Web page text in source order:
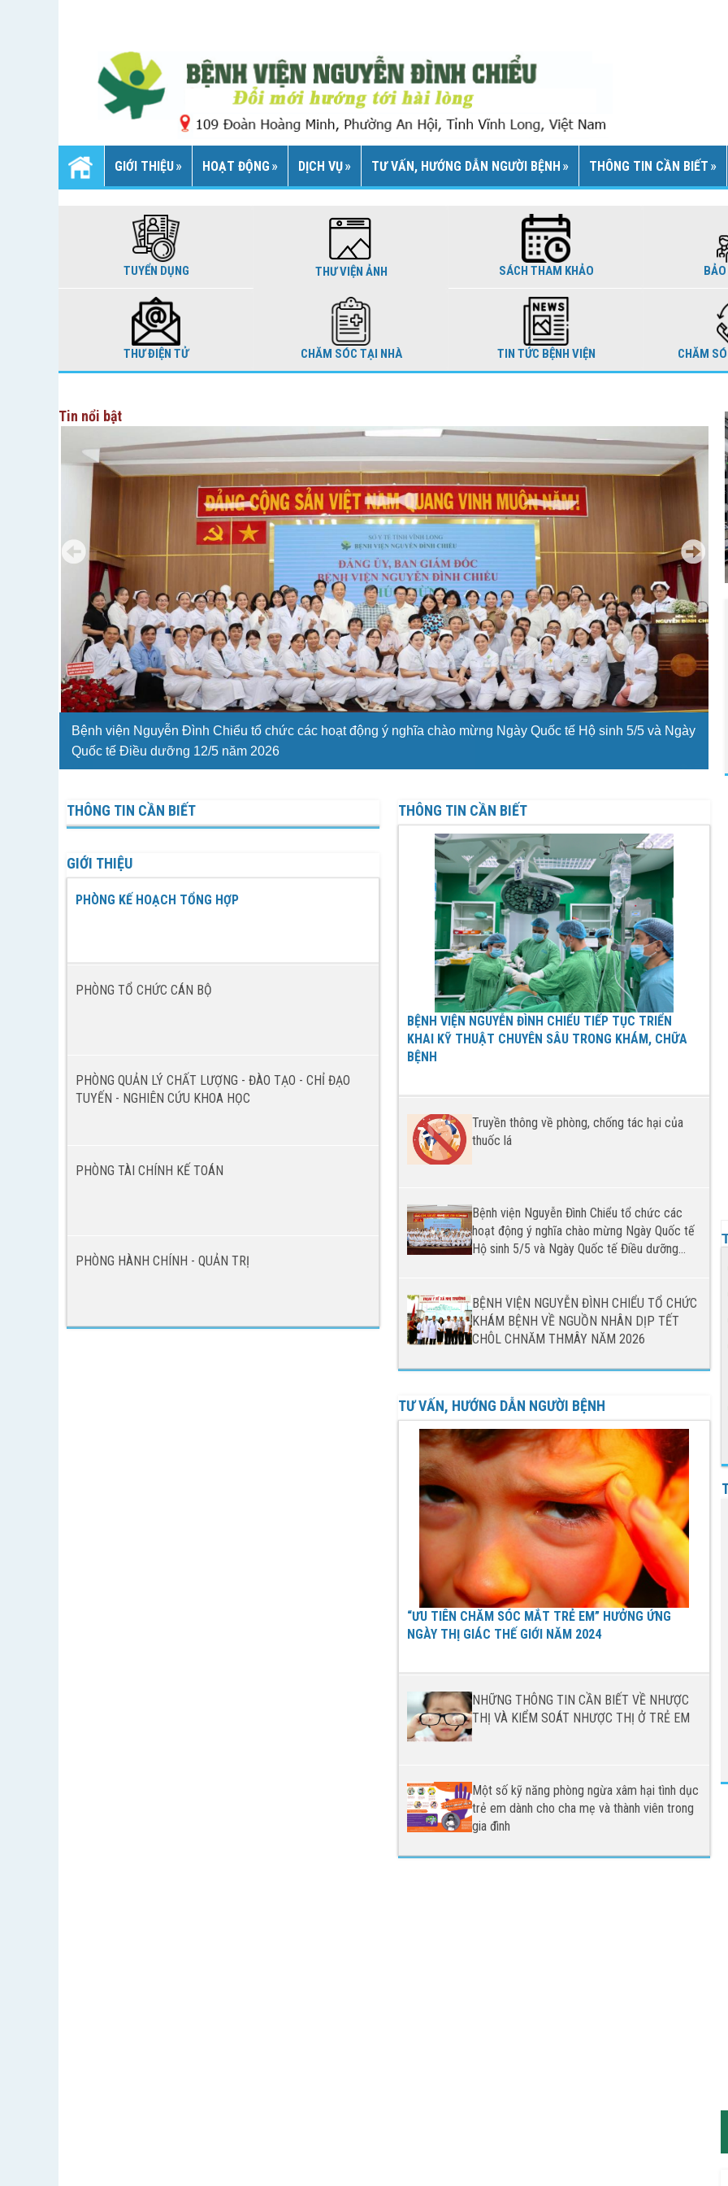
GIỚI THIỆU HOẠT ĐỘNG DỊCH VỤ TƯ VẤN, HƯỚNG DẪN NGƯỜI BỆNH THÔNG TIN CẦN BIẾT
TUYỂN DỤNG THƯ VIỆN ẢNH SÁCH THAM KHẢO
THƯ ĐIỆN TỬ CHĂM SÓC TẠI NHÀ TIN TỨC BỆNH VIỆN CHĂM
Tin nổi bật
Bệnh viện Nguyễn Đình Chiểu tổ chức các hoạt động ý nghĩa chào mừng Ngày Quốc tế Hộ sinh 5/5 và Ngày
Quốc tế Điều dưỡng 12/5 năm 2026
THÔNG TIN CẦN BIẾT
GIỚI THIỆU
PHÒNG KẾ HOẠCH TỔNG HỢP
PHÒNG TỔ CHỨC CÁN BỘ
PHÒNG QUẢN LÝ CHẤT LƯỢNG - ĐÀO TẠO - CHỈ ĐẠO
TUYẾN - NGHIÊN CỨU KHOA HỌC
PHÒNG TÀI CHÍNH KẾ TOÁN
PHÒNG HÀNH CHÍNH - QUẢN TRỊ
THÔNG TIN CẦN BIẾT
BỆNH VIỆN NGUYỄN ĐÌNH CHIỂU TIẾP TỤC TRIỂN
KHAI KỸ THUẬT CHUYÊN SÂU TRONG KHÁM, CHỮA
BỆNH
Truyền thông về phòng, chống tác hại của
thuốc lá
Bệnh viện Nguyễn Đình Chiểu tổ chức các
hoạt động ý nghĩa chào mừng Ngày Quốc tế
Hộ sinh 5/5 và Ngày Quốc tế Điều dưỡng
BỆNH VIỆN NGUYỄN ĐÌNH CHIỂU TỔ CHỨC
KHÁM BỆNH VỀ NGUỒN NHÂN DỊP TẾT
CHÔL CHNĂM THMÂY NĂM 2026
TƯ VẤN, HƯỚNG DẪN NGƯỜI BỆNH
“ƯU TIÊN CHĂM SÓC MẮT TRẺ EM” HƯỞNG ỨNG
NGÀY THỊ GIÁC THẾ GIỚI NĂM 2024
NHỮNG THÔNG TIN CẦN BIẾT VỀ NHƯỢC
THỊ VÀ KIỂM SOÁT NHƯỢC THỊ Ở TRẺ EM
Một số kỹ năng phòng ngừa xâm hại tình dục
trẻ em dành cho cha mẹ và thành viên trong
gia đình